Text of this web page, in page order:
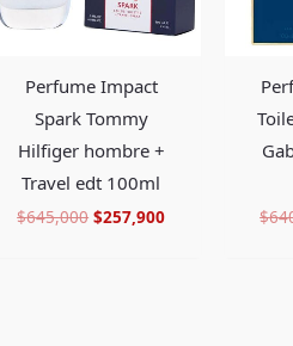
Perfume Impact
Spark Tommy
Hilfiger hombre +
Travel edt 100ml
$645,000 $257,900 $